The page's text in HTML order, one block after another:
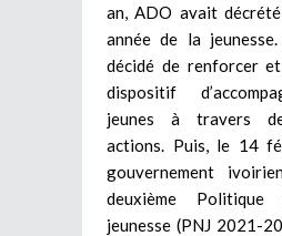
an, ADO avait décrété
année de la
décidé de renforcer
dispositif
jeunes à travers de
actions. Puis, le 14
gouvernement
deuxième Politique
jeunesse (PNJ 2021-